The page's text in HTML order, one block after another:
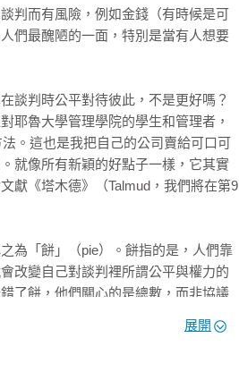
判而有風險，例如金錢（有時候是可
們最醜陋的一面，特別是當有人想要
談判時公平對待彼此，不是更好嗎？
耶魯大學管理學院的學生和管理者，
。這也是我把自己的公司賣給可口可
就像所有新穎的好點子一樣，它其實
獻《塔木德》（Talmud，我們將在第9
為「餅」（pie）。餅指的是，人們靠
改變自己對談判裡所謂公平與權力的
了餅，他們關心的是總數，而非協議
確了解利害關係時，就會更容易達成
展開